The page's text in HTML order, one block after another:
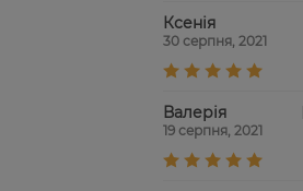
Ксенія
30 серпня, 2021
Валерія
19 серпня, 2021